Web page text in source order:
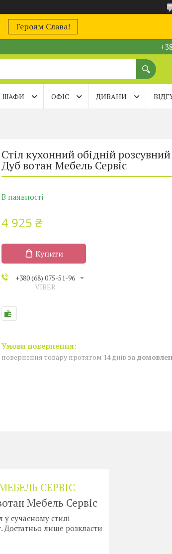
Героям Слава!
ШАФИ ОФІС ДИВАНИ
Стіл кухонний обідній
Дуб вотан Мебель Сервіс
В наявності
4 925 ₴
Купити
+380 (68) 075-51-96
VIBER
повернення товару протягом 14 днів за
СЕРВІС
Мебель Сервіс
у сучасному стилі
лише розкласти